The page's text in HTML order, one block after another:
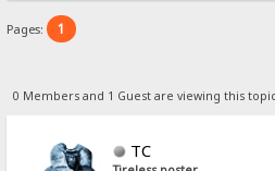
Pages: 1
0 Members and 1 Guest are viewing this topic.
TC